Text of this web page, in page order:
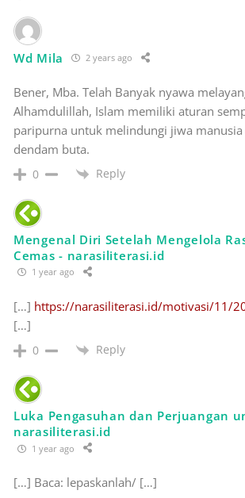
Wd Mila 2 years ago
Bener, Mba. Telah Banyak nyawa
Alhamdulillah, Islam memiliki aturan
paripurna untuk melindungi jiwa
dendam buta.
0 Reply
Mengenal Diri Setelah Mengelola
Cemas - narasiliterasi.id
1 year ago
[…] https://narasiliterasi.id/motivasi/11/
[…]
0 Reply
Luka Pengasuhan dan Perjuangan
narasiliterasi.id
1 year ago
[…] Baca: lepaskanlah/ […]